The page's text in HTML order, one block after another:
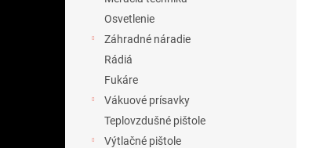
Osvetlenie
Záhradné náradie
Rádiá
Fukáre
Vákuové prísavky
Teplovzdušné pištole
Výtlačné pištole